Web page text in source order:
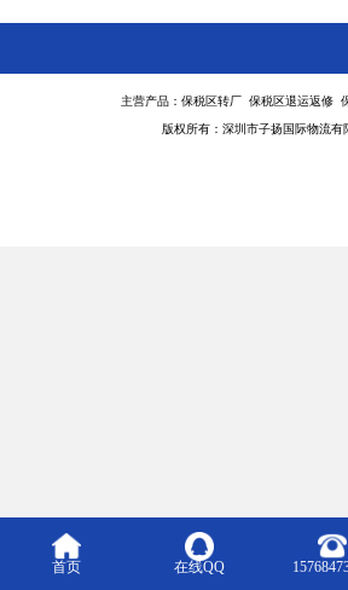
主营产品：保税区转厂 保税区退运返修
版权所有：深圳市子扬国际物流有
首页 在线QQ